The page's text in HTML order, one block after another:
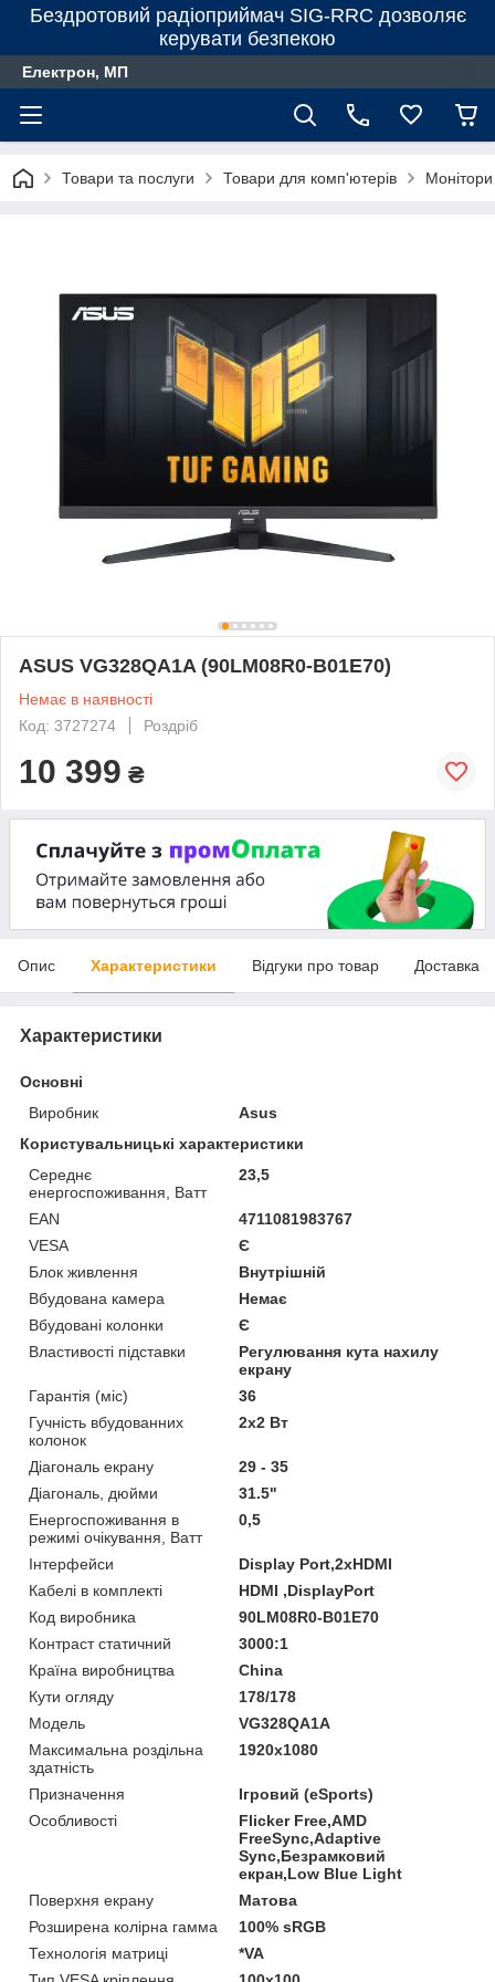
Бездротовий радіоприймач SIG-RRC дозволяє
керувати безпекою
Електрон, МП
Товари та послуги Товари для комп'ютерів Монітори
ASUS VG328QA1A (90LM08R0-B01E70)
Немає в наявності
Код: 3727274
Роздріб
10 399 ₴
Опис Характеристики Відгуки про товар Доставка
Характеристики
Основні
Виробник
Asus
Користувальницькі характеристики
Cереднє
eнергоспоживання, Ватт
23,5
EAN
4711081983767
VESA
Є
Блок живлення
Внутрішній
Вбудована камера
Немає
Вбудовані колонки
Є
Властивості підставки
Регулювання кута нахилу
екрану
Гарантія (міс)
36
Гучність вбудованних
колонок
2х2 Вт
Діагональ екрану
29 - 35
Діагональ, дюйми
31.5"
Енергоспоживання в
режимі очікування, Ватт
0,5
Інтерфейси
Display Port,2xHDMI
Кабелі в комплекті
HDMI ,DisplayPort
Код виробника
90LM08R0-B01E70
Контраст статичний
3000:1
Країна виробництва
China
Кути огляду
178/178
Мoдель
VG328QA1A
Максимальна роздільна
здатність
1920х1080
Призначення
Ігровий (eSports)
Особливості
Flicker Free,AMD
FreeSync,Adaptive
Sync,Безрамковий
екран,Low Blue Light
Поверхня екрану
Матова
Розширена колірна гамма
100% sRGB
Технологія матриці
*VA